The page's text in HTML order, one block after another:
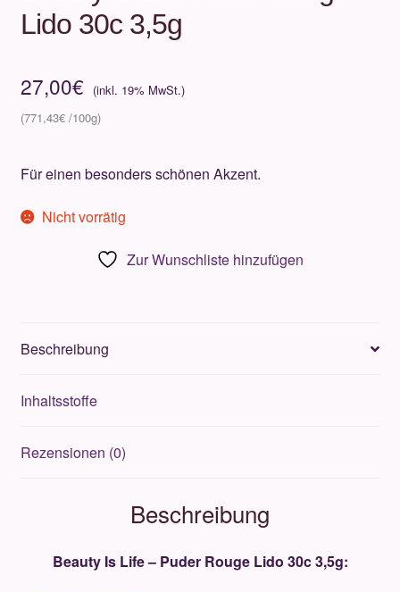
Lido 30c 3,5g
27,00€
771,43€
Für einen besonders schönen Akzent.
Nicht vorrätig
Zur Wunschliste hinzufügen
Beschreibung
Inhaltsstoffe
Rezensionen (0)
Beschreibung
Beauty Is Life – Puder Rouge Lido 30c 3,5g: